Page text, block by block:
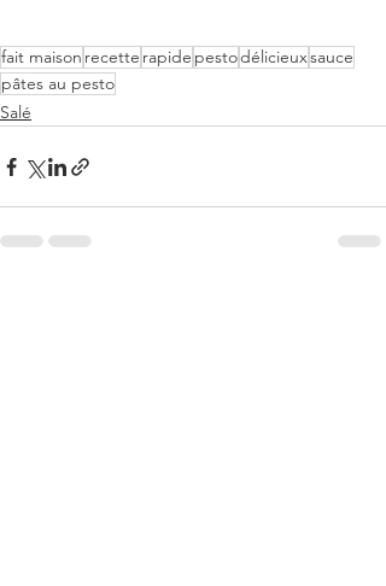
fait maison recette rapide pestodélicieuxsauce
pâtes au pesto
Salé